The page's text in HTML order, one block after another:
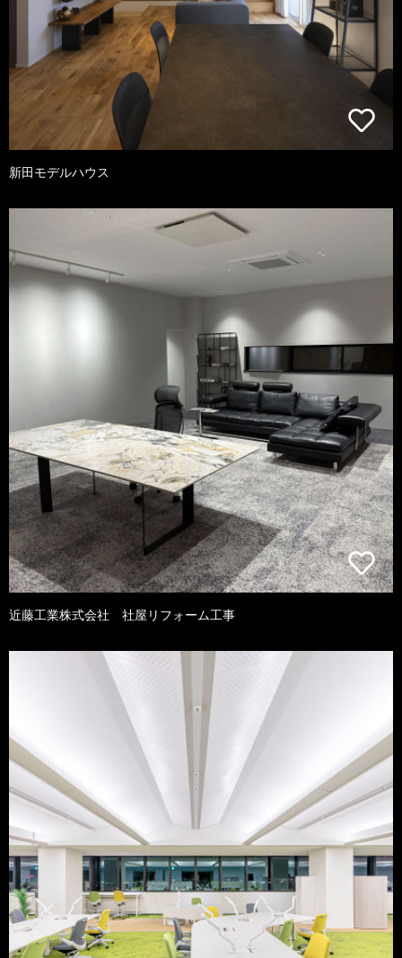
新田モデルハウス
近藤工業株式会社 社屋リフォーム工事